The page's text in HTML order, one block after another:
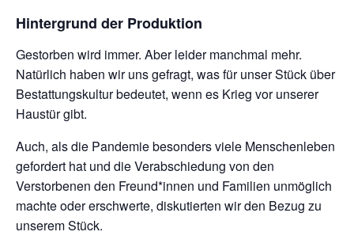
Hintergrund der Produktion
Gestorben wird immer. Aber leider manchmal mehr.
Natürlich haben wir uns gefragt, was für unser Stück über
Bestattungskultur bedeutet, wenn es Krieg vor unserer
Haustür gibt.
Auch, als die Pandemie besonders viele Menschenleben
gefordert hat und die Verabschiedung von den
Verstorbenen den Freund*innen und Familien unmöglich
machte oder erschwerte, diskutierten wir den Bezug zu
unserem Stück.